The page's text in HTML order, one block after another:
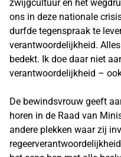
zwijgcultuur en het
ons in deze nationale
durfde tegenspraak te
verantwoordelijkheid.
bedekt. Ik doe daar niet
verantwoordelijkheid –
De bewindsvrouw geeft
horen in de Raad van
andere plekken waar zij